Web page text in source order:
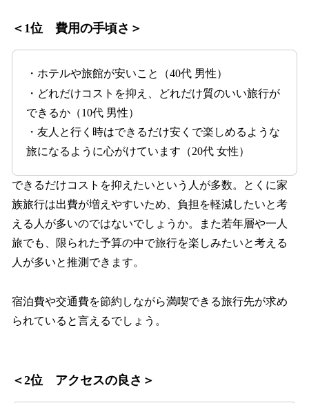
＜1位 費用の手頃さ＞
・ホテルや旅館が安いこと（40代 男性）
・どれだけコストを抑え、どれだけ質のいい旅行が
できるか（10代 男性）
・友人と行く時はできるだけ安くで楽しめるような
旅になるように心がけています（20代 女性）
できるだけコストを抑えたいという人が多数。とくに家
族旅行は出費が増えやすいため、負担を軽減したいと考
える人が多いのではないでしょうか。また若年層や一人
旅でも、限られた予算の中で旅行を楽しみたいと考える
人が多いと推測できます。
宿泊費や交通費を節約しながら満喫できる旅行先が求め
られていると言えるでしょう。
＜2位 アクセスの良さ＞